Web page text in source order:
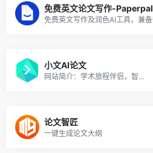
免费英文论文写作-Paperpal
小文AI论文
网站简介：学术旅程伴侣，智...
论文智匠
一键生成论文大纲